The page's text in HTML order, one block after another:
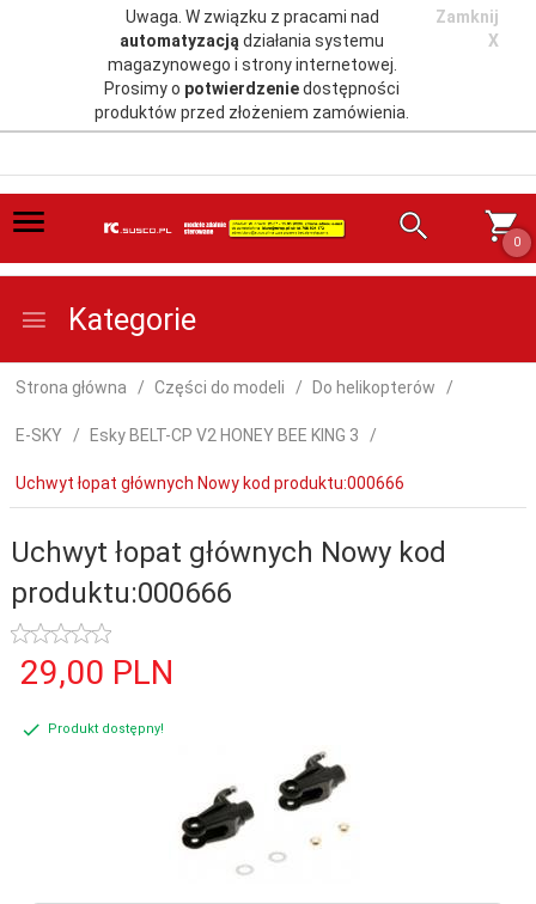
Uwaga. W związku z pracami nad
automatyzacjądziałania systemu
magazynowego i strony internetowej.
Prosimy o potwierdzeniedostępności
produktów przed złożeniem zamówienia.
Zamknij
X
0
Kategorie
Strona główna Części do modeli Do helikopterów
E-SKY Esky BELT-CP V2 HONEY BEE KING 3
Uchwyt łopat głównych Nowy kod produktu:000666
Uchwyt łopat głównych Nowy kod
produktu:000666
29,00 PLN
Produkt dostępny!